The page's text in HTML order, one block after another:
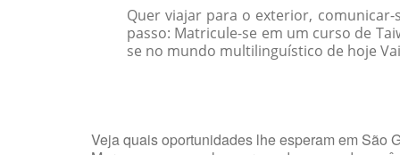
Quer viajar para o exterior,
passo: Matricule-se em um curso de
se no mundo multilinguístico de hoje
Veja quais oportunidades lhe esperam em São